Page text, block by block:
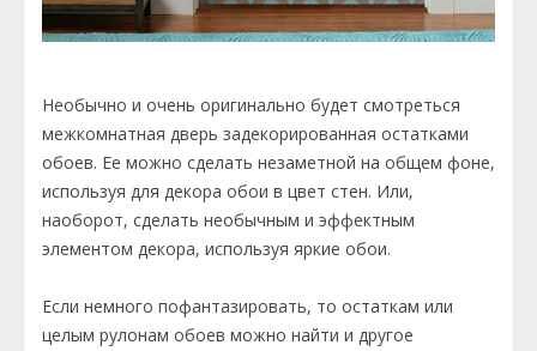
Необычно и очень оригинально будет смотреться
межкомнатная дверь задекорированная остатками
обоев. Ее можно сделать незаметной на общем фоне,
используя для декора обои в цвет стен. Или,
наоборот, сделать необычным и эффектным
элементом декора, используя яркие обои.
Если немного пофантазировать, то остаткам или
целым рулонам обоев можно найти и другое